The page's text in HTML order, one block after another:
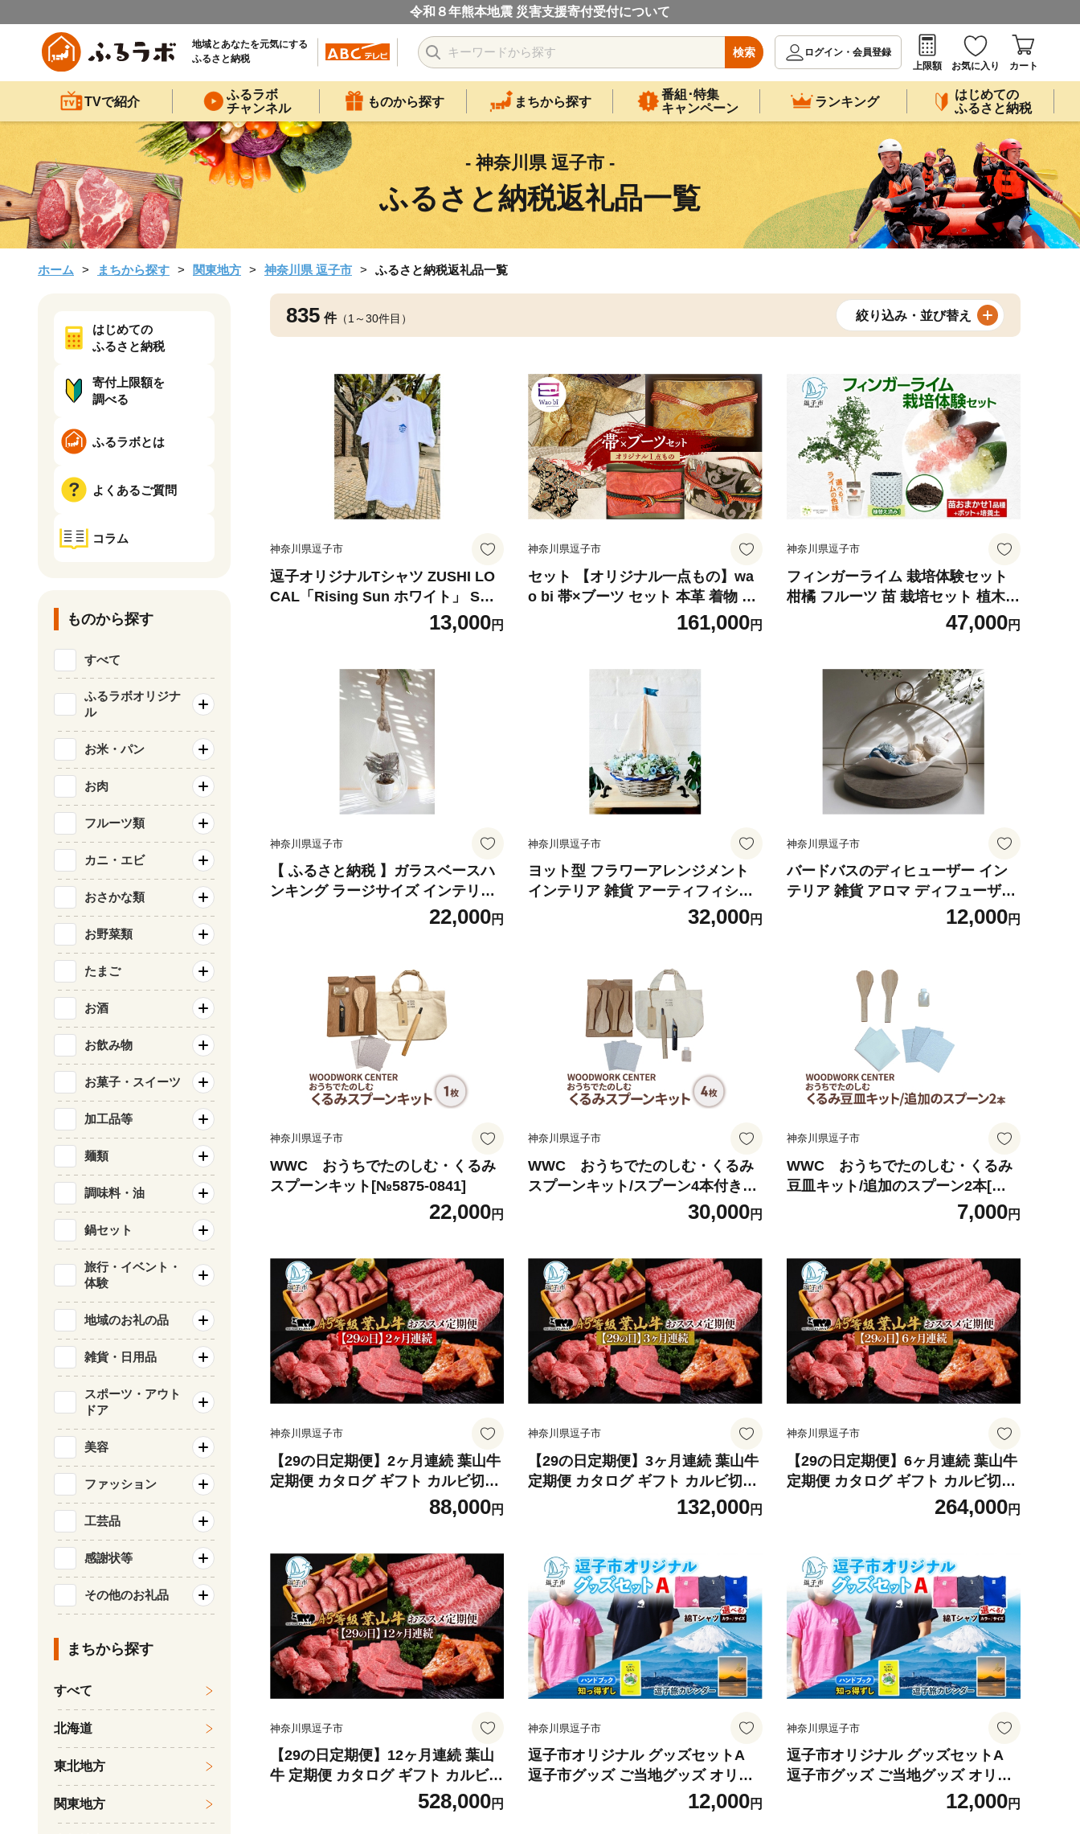
令和８年熊本地震 災害支援寄付受付について
地域とあなたを元気にする
ふるさと納税
検索
ログイン・会員登録
上限額
お気に入り カート
TVで紹介
ふるラボ
チャンネル
ものから探す まちから探す
番組･特集
キャンペーン
ランキング
はじめての
ふるさと納税
- 神奈川県 逗子市 -
ふるさと納税返礼品一覧
ホーム まちから探す 関東地方 神奈川県 逗子市 ふるさと納税返礼品一覧
835 件（1～30件目） 絞り込み・並び替え
神奈川県逗子市
逗子オリジナルTシャツ ZUSHI LO
CAL「Rising Sun ホワイト」 Sサ
イズ 半袖 洋服 服 男女兼用 オリジ
ナル 生活雑貨 ファッション 日用品
13,000円
神奈川県逗子市
セット 【オリジナル一点もの】wa
o bi 帯×ブーツ セット 本革 着物 正
絹 帯締め 逗子市 女性用黒系[№587
161,000円
神奈川県逗子市
フィンガーライム 栽培体験セット
柑橘 フルーツ 苗 栽培セット 植木鉢
家庭菜園 ガーデニング ワクワクプ
ラント 食育 植育 初心者 植替え済 A
川県 逗子市 イエロー系[№5875-76
47,000円
神奈川県逗子市
【 ふるさと納税 】ガラスベースハ
ンキング ラージサイズ インテリア
雑貨 ガラス 花瓶 ハンギング ベース
吊るす 観葉植物 グリーン 麻紐 おし
ギフト 贈り物 送料無料 神奈川県 逗
子市 [№5875-0926]
22,000円
神奈川県逗子市
ヨット型 フラワーアレンジメント
インテリア 雑貨 アーティフィシャ
ルフラワー 造花 海 夏 マリンスタイ
ル 木製トレー ハンドメイド ギフト
奈川県 逗子市 [№5875-0927]
32,000円
神奈川県逗子市
バードバスのディヒューザー イン
テリア 雑貨 アロマ ディフューザー
香り ルームフレグランス 小鳥 置物
オブジェ バードバス 木製トレー ハ
料無料 神奈川県 逗子市 [№5875-09
12,000円
神奈川県逗子市
WWC おうちでたのしむ・くるみ
スプーンキット[№5875-0841]
22,000円
神奈川県逗子市
WWC おうちでたのしむ・くるみ
スプーンキット/スプーン4本付き
30,000円
神奈川県逗子市
WWC おうちでたのしむ・くるみ
豆皿キット/追加のスプーン2本[№5
7,000円
神奈川県逗子市
【29の日定期便】2ヶ月連続 葉山牛
定期便 カタログ ギフト カルビ切り
落し ジューシー 黒毛和牛 霜降り 赤
身 肉 焼く 家族 贈り物 受賞 うし 和
屋牛肉店 神奈川県 逗子市 [№5875-
0848]
88,000円
神奈川県逗子市
【29の日定期便】3ヶ月連続 葉山牛
定期便 カタログ ギフト カルビ切り
落し ジューシー 黒毛和牛 霜降り 赤
身 肉 焼く 家族 贈り物 受賞 うし 和
屋牛肉店 神奈川県 逗子市 [№5875-
0849]
132,000円
神奈川県逗子市
【29の日定期便】6ヶ月連続 葉山牛
定期便 カタログ ギフト カルビ切り
落し ジューシー 黒毛和牛 霜降り 赤
身 肉 焼く 家族 贈り物 受賞 うし 和
屋牛肉店 神奈川県 逗子市 [№5875-
0850]
264,000円
神奈川県逗子市
【29の日定期便】12ヶ月連続 葉山
牛 定期便 カタログ ギフト カルビ切
り落し ジューシー 黒毛和牛 霜降り
赤身 肉 焼く 家族 贈り物 受賞 うし
528,000円
神奈川県逗子市
逗子市オリジナル グッズセットA
逗子市グッズ ご当地グッズ オリジ
ナル商品 逗子オリジナルTシャツ 綿
知っ得ずし 逗子旅カレンダー Tシャ
12,000円
神奈川県逗子市
逗子市オリジナル グッズセットA
逗子市グッズ ご当地グッズ オリジ
ナル商品 逗子オリジナルTシャツ 綿
知っ得ずし 逗子旅カレンダー Tシャ
12,000円
はじめての
ふるさと納税
寄付上限額を
調べる
ふるラボとは
よくあるご質問
コラム
ものから探す
すべて
ふるラボオリジナ
ル
お米・パン
お肉
フルーツ類
カニ・エビ
おさかな類
お野菜類
たまご
お酒
お飲み物
お菓子・スイーツ
加工品等
麺類
調味料・油
鍋セット
旅行・イベント・
体験
地域のお礼の品
雑貨・日用品
スポーツ・アウト
ドア
美容
ファッション
工芸品
感謝状等
その他のお礼品
まちから探す
すべて
北海道
東北地方
関東地方